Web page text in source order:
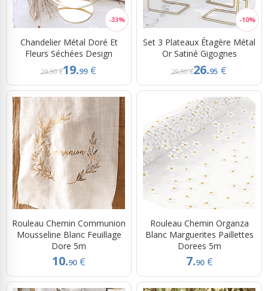
Chandelier Métal Doré Et
Fleurs Séchées Design
29,90 €19.99 €
Set 3 Plateaux Étagère Métal
Or Satiné Gigognes
29,90 €26.95 €
Rouleau Chemin Communion
Mousseline Blanc Feuillage
Dore 5m
10.90 €
Rouleau Chemin Organza
Blanc Marguerites Paillettes
Dorees 5m
7.90 €